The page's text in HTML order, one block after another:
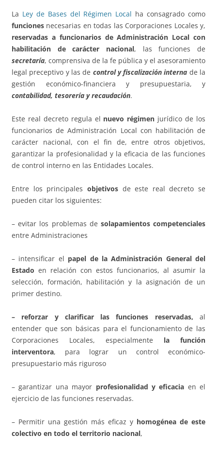
La Ley de Bases del Régimen Local ha consagrado como
funciones necesarias en todas las Corporaciones Locales y,
reservadas a funcionarios de Administración Local con
habilitación de carácter nacional, las funciones de
secretaría, comprensiva de la fe pública y el asesoramiento
legal preceptivo y las de control y fiscalización interna de la
gestión económico-financiera y presupuestaria, y
contabilidad, tesorería y recaudación.
Este real decreto regula el nuevo régimen jurídico de los
funcionarios de Administración Local con habilitación de
carácter nacional, con el fin de, entre otros objetivos,
garantizar la profesionalidad y la eficacia de las funciones
de control interno en las Entidades Locales.
Entre los principales objetivosde este real decreto se
pueden citar los siguientes:
– evitar los problemas de solapamientos competenciales
entre Administraciones
– intensificar el papel de la Administración General del
Estado en relación con estos funcionarios, al asumir la
selección, formación, habilitación y la asignación de un
primer destino.
– reforzar y clarificar las funciones reservadas, al
entender que son básicas para el funcionamiento de las
Corporaciones Locales, especialmente la función
interventora, para lograr un control económico-
presupuestario más riguroso
– garantizar una mayor profesionalidad y eficacia en el
ejercicio de las funciones reservadas.
– Permitir una gestión más eficaz y homogénea de este
colectivo en todo el territorio nacional,